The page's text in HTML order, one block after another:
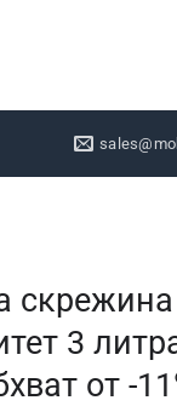
3
от -